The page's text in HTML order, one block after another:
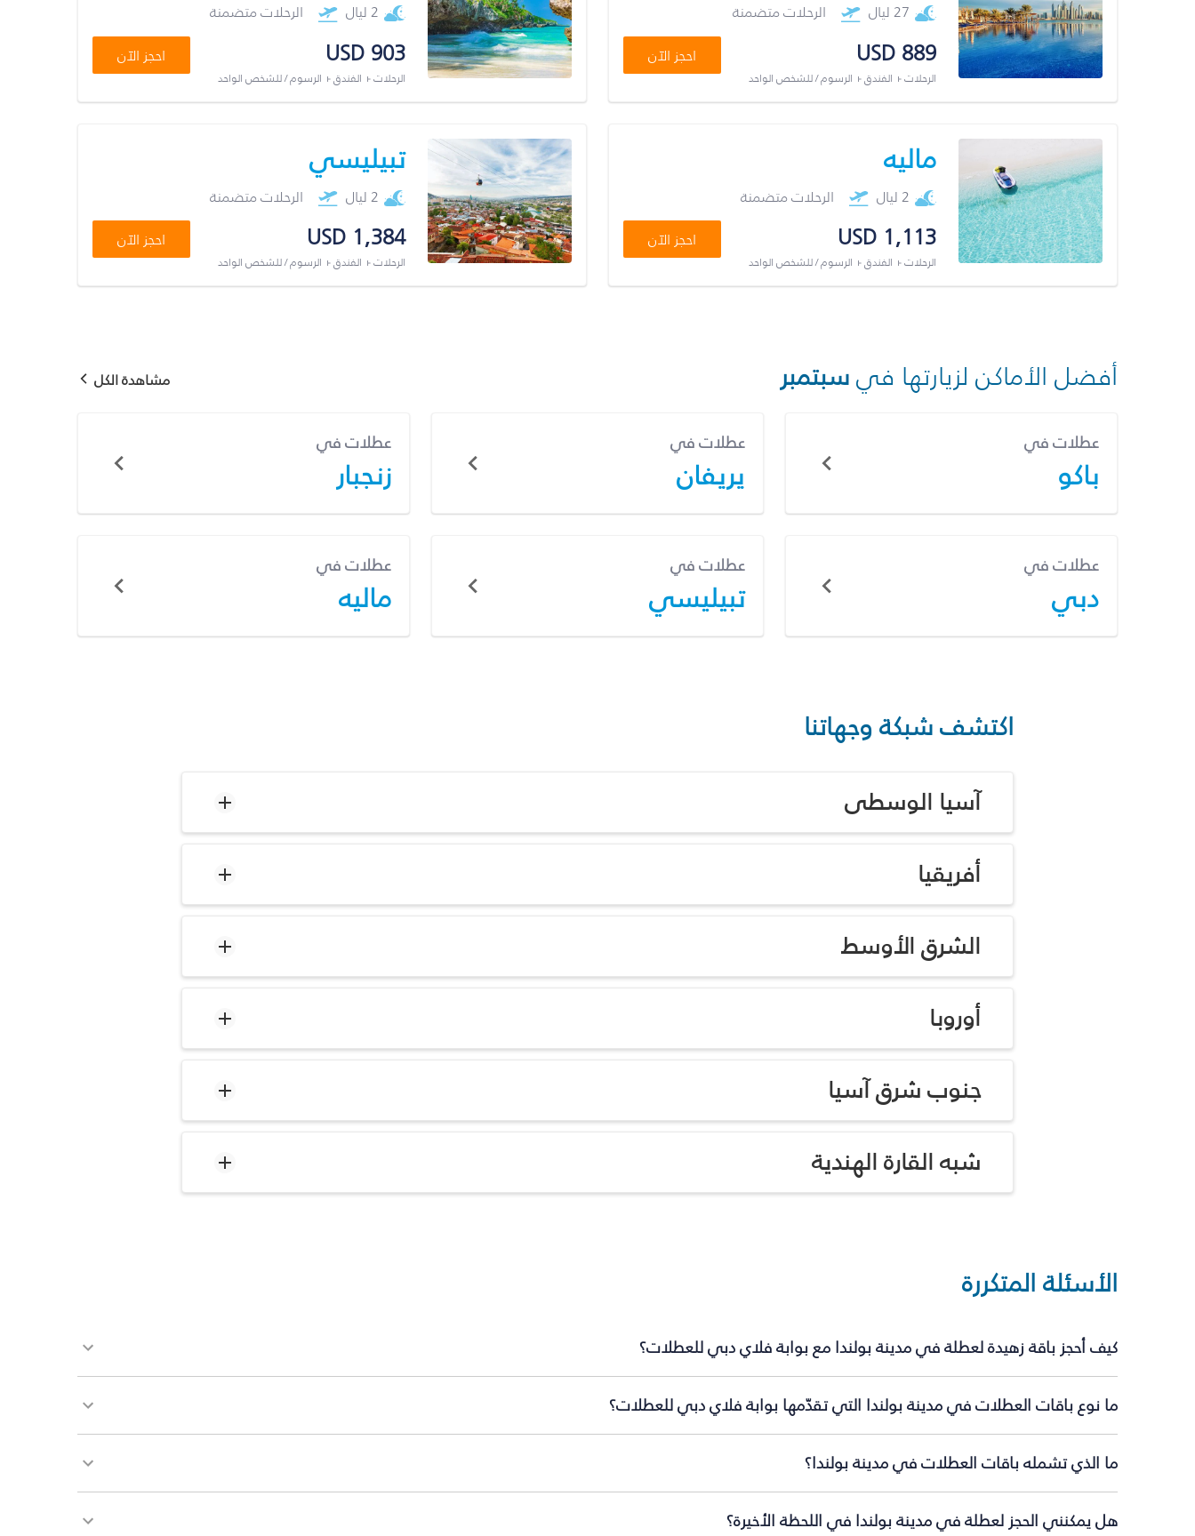
27 ليال الرحلات متضمنة
USD 889
الرحلات + الفندق + الرسوم / للشخص الواحد
احجز الآن
2 ليال الرحلات متضمنة
USD 903
الرحلات + الفندق + الرسوم / للشخص الواحد
احجز الآن
ماليه
2 ليال الرحلات متضمنة
USD 1,113
الرحلات + الفندق + الرسوم / للشخص الواحد
احجز الآن
تبيليسي
2 ليال الرحلات متضمنة
USD 1,384
الرحلات + الفندق + الرسوم / للشخص الواحد
احجز الآن
أفضل الأماكن لزيارتها فيسبتمبر مشاهدة الكل
عطلات في
باكو
عطلات في
يريفان
عطلات في
زنجبار
عطلات في
دبي
عطلات في
تبيليسي
عطلات في
ماليه
اكتشف شبكة وجهاتنا
آسيا الوسطى
أفريقيا
الشرق الأوسط
أوروبا
جنوب شرق آسيا
شبه القارة الهندية
الأسئلة المتكررة
كيف أحجز باقة زهيدة لعطلة في مدينة بولندا مع بوابة فلاي دبي للعطلات؟
ما نوع باقات العطلات في مدينة بولندا التي تقدّمها بوابة فلاي دبي للعطلات؟
ما الذي تشمله باقات العطلات في مدينة بولندا؟
هل يمكنني الحجز لعطلة في مدينة بولندا في اللحظة الأخيرة؟